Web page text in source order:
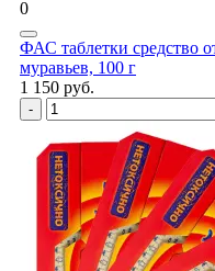
0
ФАС таблетки средство
муравьев, 100 г
1 150 руб.